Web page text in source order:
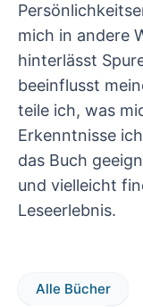
mich in andere
hinterlässt
beeinflusst
teile ich, was
Erkenntnisse
das Buch
und vielleicht
Leseerlebnis.
Alle Bücher